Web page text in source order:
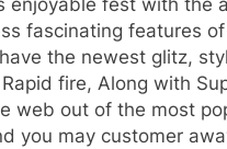
fascinating features
the newest glitz,
fire, Along with
web out of the most
you may customer